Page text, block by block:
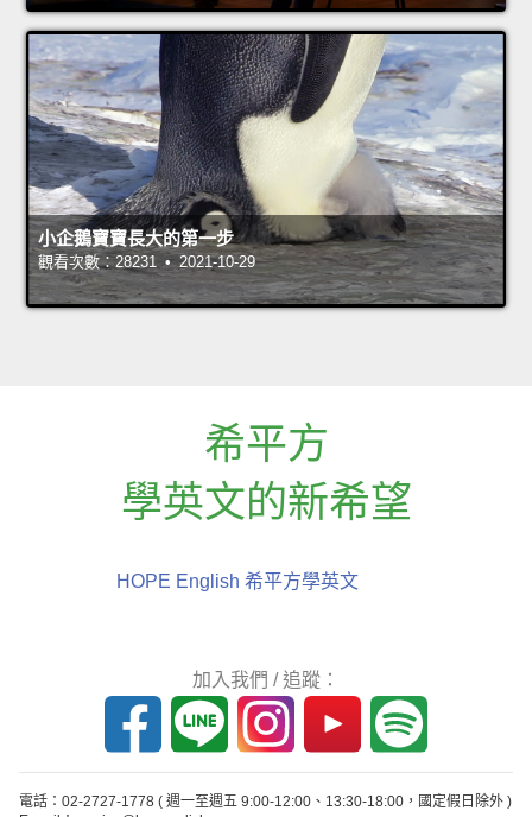
小企鵝寶寶長大的第一步
觀看次數：28231 • 2021-10-29
希平方
學英文的新希望
HOPE English 希平方學英文
加入我們 / 追蹤：
電話：02-2727-1778 ( 週一至週五 9:00-12:00、13:30-18:00，國定假日除外 )